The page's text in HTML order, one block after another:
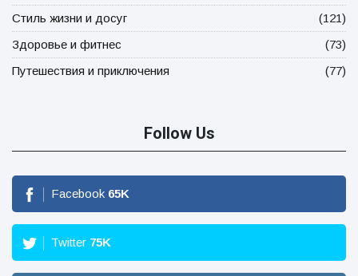
Стиль жизни и досуг
(121)
Здоровье и фитнес
(73)
Путешествия и приключения
(77)
Follow Us
Facebook 65K
Twitter 75K